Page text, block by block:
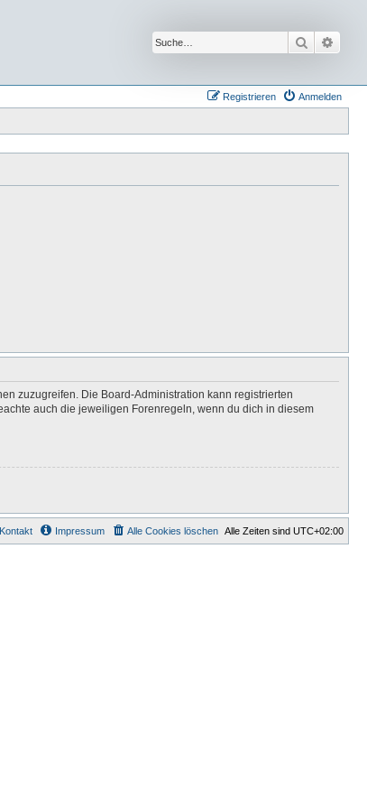
Suche
Anmelden
Registrieren
zuzugreifen. Die Board-Administration kann registrierten
auch die jeweiligen Forenregeln, wenn du dich in diesem
Alle Zeiten sind UTC+02:00
Alle Cookies löschen
Impressum
Kontakt